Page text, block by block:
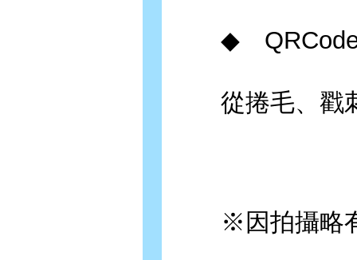
◆ QRCode
從捲毛、戳刺
※因拍攝略有